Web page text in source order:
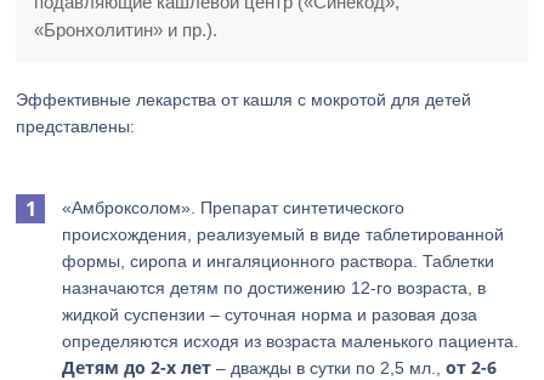
«Бронхолитин» и пр.).
Эффективные лекарства от кашля с мокротой для детей
представлены:
«Амброксолом». Препарат синтетического
происхождения, реализуемый в виде таблетированной
формы, сиропа и ингаляционного раствора. Таблетки
назначаются детям по достижению 12-го возраста, в
жидкой суспензии – суточная норма и разовая доза
определяются исходя из возраста маленького пациента.
Детям до 2-х лет – дважды в сутки по 2,5 мл.,от 2-6